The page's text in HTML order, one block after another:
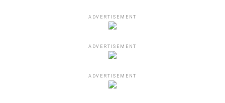
ADVERTISEMENT
ADVERTISEMENT
ADVERTISEMENT